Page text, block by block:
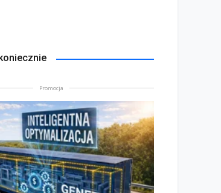
Promocja